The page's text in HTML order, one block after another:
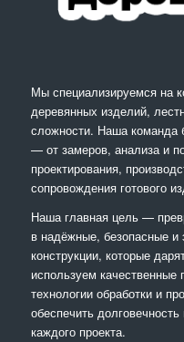
Мы специализируемся на
деревянных изделий,
сложности. Наша команда
— от замеров, анализа и
проектирования,
сопровождения готового
Наша главная цель —
в надёжные, безопасные и
конструкции, которые
используем
технологии обработки и
обеспечить
каждого проекта.